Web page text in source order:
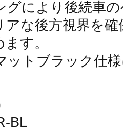
グにより後続車
アな後方視界を
す。
トブラック仕
BL